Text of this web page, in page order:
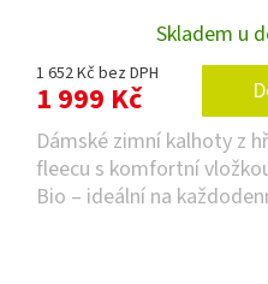
Skladem u
1 652 Kč bez DPH
1 999 Kč
Dámské zimní kalhoty z
fleecu s komfortní
Bio – ideální na